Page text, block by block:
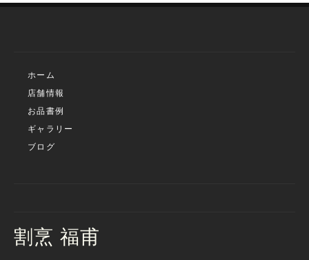
ホーム
店舗情報
お品書例
ギャラリー
ブログ
割烹 福甫